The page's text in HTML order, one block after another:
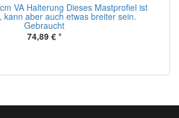
VA Halterung Dieses Mastprofiel ist
kann aber auch etwas breiter sein.
Gebraucht
74,89 € *